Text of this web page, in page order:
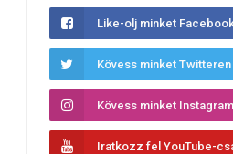
Like-olj minket
Kövess minket Twitteren
Kövess minket
Iratkozz fel YouTube-